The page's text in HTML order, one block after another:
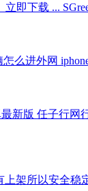
即下载 ...
么进外网
最新版 任子行网
架所以安全稳